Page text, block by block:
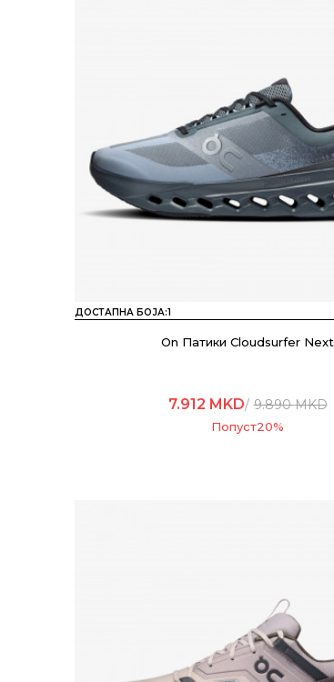
ДОСТАПНА БОЈА:1
On Патики Cloudsurfer Next
7.912 MKD 9.890MKD
Попуст20%